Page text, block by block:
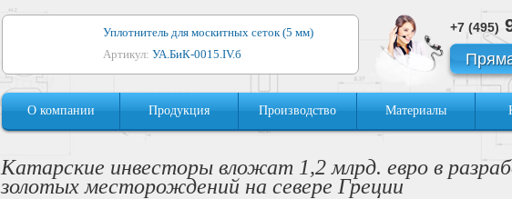
Уплотнитель для москитных сеток (5 мм)
Артикул: УА.БиК-0015.IV.б
Уплотнитель для алюминиевых окон
Артикул:1044
Артикул:УМ.БиК-0062.IV.б
+7 (495)
О компании Продукция Производство Материалы
Катарские инвесторы вложат 1,2 млрд. евро в
золотых месторождений на севере Греции